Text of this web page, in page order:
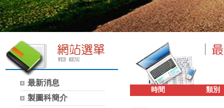
最新消息
製圖科簡介
時間 類別